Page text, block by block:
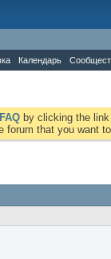
Календарь
FAQ by clicking the
that you want